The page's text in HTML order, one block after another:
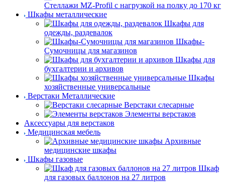
Стеллажи MZ-Profil с нагрузкой на полку до 170 кг
Шкафы металлические
Шкафы для
одежды, раздевалок
Шкафы-
Сумочницы для магазинов
Шкафы для
бухгалтерии и архивов
Шкафы
хозяйственные универсальные
Верстаки Металлические
Верстаки слесарные
Элементы верстаков
Аксессуары для верстаков
Медицинская мебель
Архивные
медицинские шкафы
Шкафы газовые
Шкаф
для газовых баллонов на 27 литров